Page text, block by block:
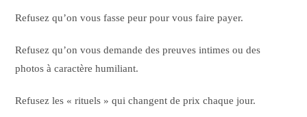
Refusez qu’on vous fasse peur pour vous faire payer.
Refusez qu’on vous demande des preuves intimes ou des
photos à caractère humiliant.
Refusez les « rituels » qui changent de prix chaque jour.